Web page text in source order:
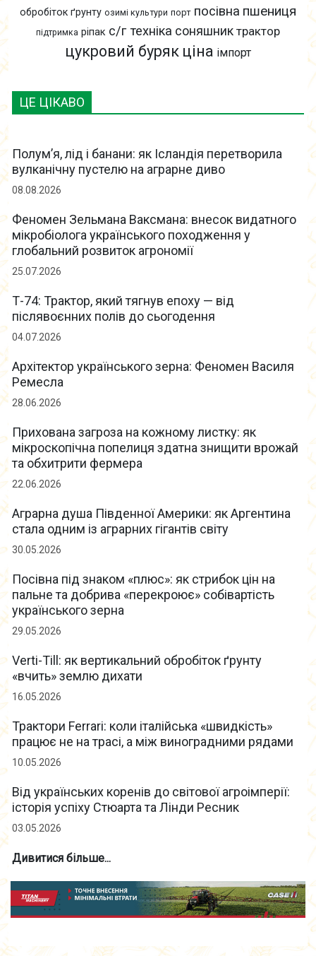
ЦЕ ЦІКАВО
Полум’я, лід і банани: як Ісландія перетворила
вулканічну пустелю на аграрне диво
08.08.2026
Феномен Зельмана Ваксмана: внесок видатного
мікробіолога українського походження у
глобальний розвиток агрономії
25.07.2026
Т-74: Трактор, який тягнув епоху — від
післявоєнних полів до сьогодення
04.07.2026
Архітектор українського зерна: Феномен Василя
Ремесла
28.06.2026
Прихована загроза на кожному листку: як
мікроскопічна попелиця здатна знищити врожай
та обхитрити фермера
22.06.2026
Аграрна душа Південної Америки: як Аргентина
стала одним із аграрних гігантів світу
30.05.2026
Посівна під знаком «плюс»: як стрибок цін на
пальне та добрива «перекроює» собівартість
українського зерна
29.05.2026
Verti-Till: як вертикальний обробіток ґрунту
«вчить» землю дихати
16.05.2026
Трактори Ferrari: коли італійська «швидкість»
працює не на трасі, а між виноградними рядами
10.05.2026
Від українських коренів до світової агроімперії:
історія успіху Стюарта та Лінди Ресник
03.05.2026
Дивитися більше...
обробіток ґрунту озимі культури порт посівна пшениця
підтримка ріпак с/г техніка соняшник трактор
цукровий буряк ціна імпорт